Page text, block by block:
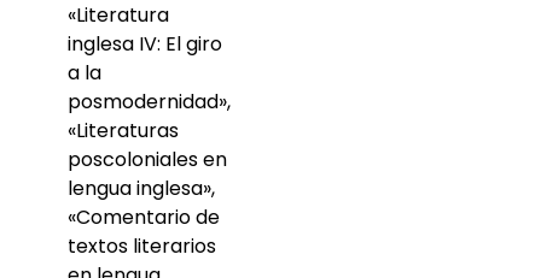
«Literatura
inglesa IV: El giro
a la
posmodernidad»,
«Literaturas
poscoloniales en
lengua inglesa»,
«Comentario de
textos literarios